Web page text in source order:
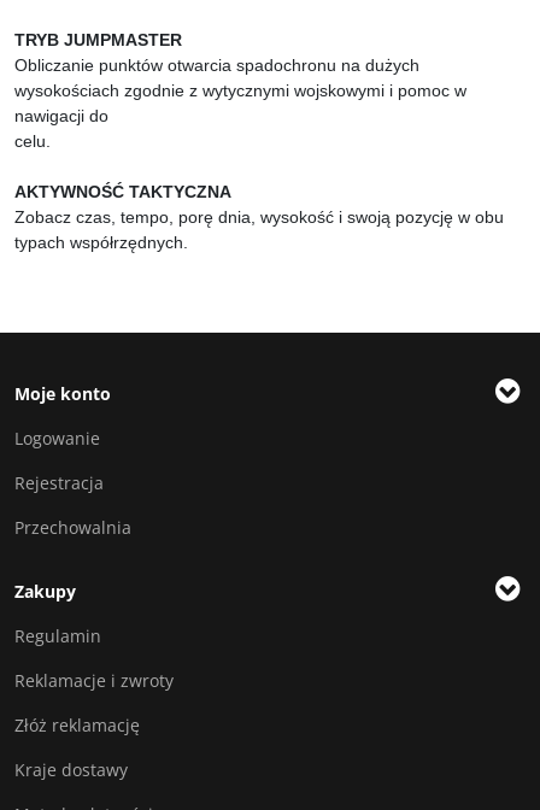
TRYB JUMPMASTER
Obliczanie punktów otwarcia spadochronu na dużych
wysokościach zgodnie z wytycznymi wojskowymi i pomoc w
nawigacji do
celu.
AKTYWNOŚĆ TAKTYCZNA
Zobacz czas, tempo, porę dnia, wysokość i swoją pozycję w obu
typach współrzędnych.
Moje konto
Logowanie
Rejestracja
Przechowalnia
Zakupy
Regulamin
Reklamacje i zwroty
Złóż reklamację
Kraje dostawy